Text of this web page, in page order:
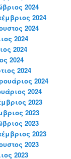
2024
2024
2024
2024
2024
2024
2024
2024
2024
2023
2023
2023
2023
2023
2023